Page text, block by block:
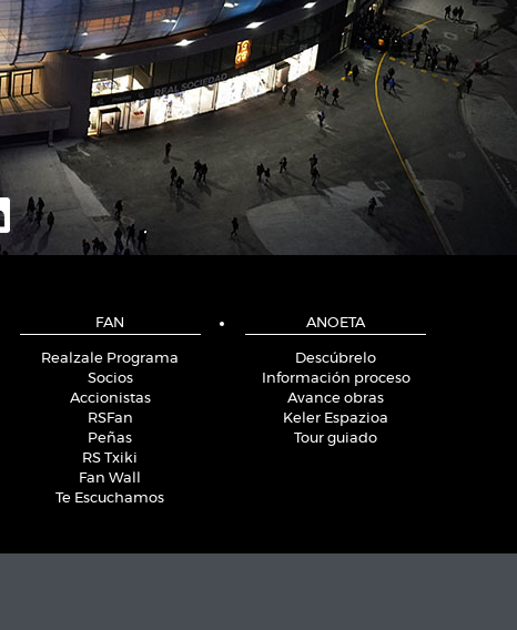
FAN
Realzale Programa
Socios
Accionistas
RSFan
Peñas
RS Txiki
Fan Wall
Te Escuchamos
ANOETA
Descúbrelo
Información proceso
Avance obras
Keler Espazioa
Tour guiado